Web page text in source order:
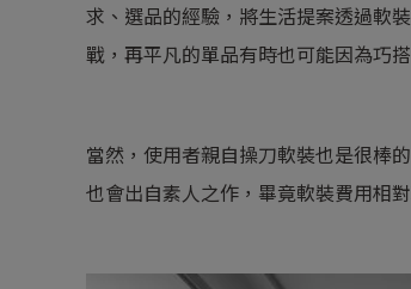
求、選品的經驗，將生活提案透過軟
戰，再平凡的單品有時也可能因為巧
當然，使用者親自操刀軟裝也是很棒
也會出自素人之作，畢竟軟裝費用相